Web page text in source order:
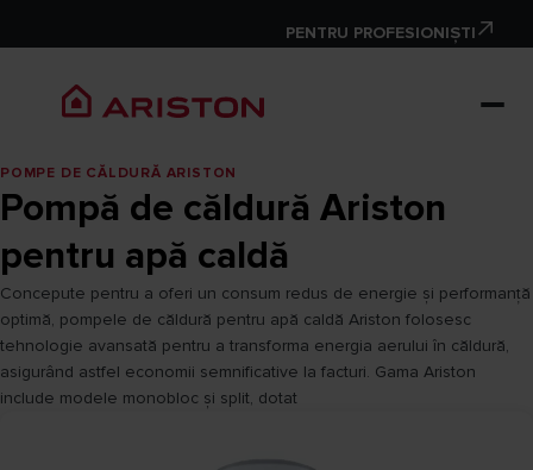
PENTRU PROFESIONIȘTI
POMPE DE CĂLDURĂ ARISTON
Pompă de căldură Ariston
pentru apă caldă
Concepute pentru a oferi un consum redus de energie și performanță
optimă, pompele de căldură pentru apă caldă Ariston folosesc
tehnologie avansată pentru a transforma energia aerului în căldură,
asigurând astfel economii semnificative la facturi. Gama Ariston
include modele monobloc și split, dotat